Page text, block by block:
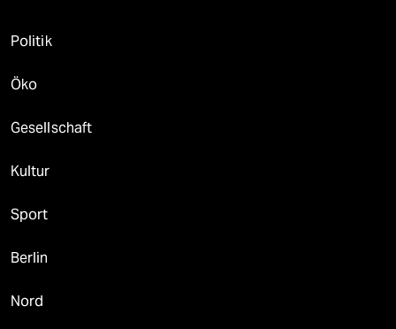
Politik
Öko
Gesellschaft
Kultur
Sport
Berlin
Nord